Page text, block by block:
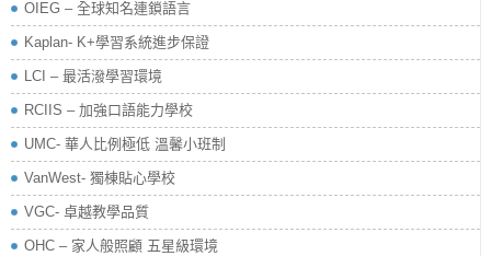
OIEG – 全球知名連鎖語言
Kaplan- K+學習系統進步保證
LCI – 最活潑學習環境
RCIIS – 加強口語能力學校
UMC- 華人比例極低 溫馨小班制
VanWest- 獨棟貼心學校
VGC- 卓越教學品質
OHC – 家人般照顧 五星級環境